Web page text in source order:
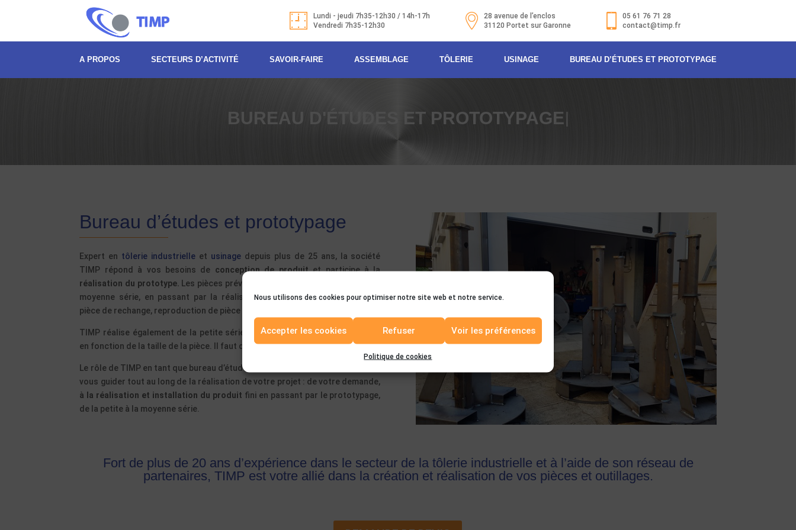
Nous utilisons des cookies pour optimiser notre site web et notre service.
Accepter les cookies Refuser Voir les préférences
Politique de cookies
Lundi - jeudi 7h35-12h30 / 14h-17h
Vendredi 7h35-12h30
28 avenue de l’enclos
31120 Portet sur Garonne
05 61 76 71 28
contact@timp.fr
A PROPOS SECTEURS D’ACTIVITÉ SAVOIR-FAIRE ASSEMBLAGE TÔLERIE USINAGE BUREAU D’ÉTUDES ET PROTOTYPAGE
BUREAU D'ÉTUDES ET PROTOTYPAGE|
Bureau d’études et prototypage
Expert en tôlerie industrielle et usinage depuis plus de 25 ans, la société
TIMP répond à vos besoins de conception de produitet participe à la
réalisation du prototype.
Les pièces prévues pour de la pré-série, pour de la
moyenne série, en passant par la réalisation de pièce unitaire (pré-série,
pièce de rechange, reproduction de pièce à partir de l’originale).
TIMP réalise également de la petite série et éventuellement de la moyenne
en fonction de la taille de la pièce. Il faut que cela reste à taille humaine.
Le rôle de TIMP en tant que bureau d’études est d’être à votre
vous guider tout au long de la réalisation de votre projet : de votre demande,
à la réalisation et installation du produit fini en passant par le prototypage,
de la petite à la moyenne série.
Fort de plus de 20 ans d’expérience dans le secteur de la tôlerie industrielle et à l’aide de son réseau de
partenaires, TIMP est votre allié dans la création et réalisation de vos pièces et outillages.